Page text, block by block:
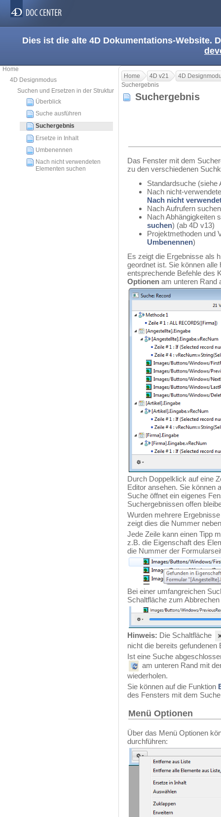
Dies ist die alte 4D Dokumentations-Website.
Home
4D Designmodus
Suchen und Ersetzen in der Struktur
Überblick
Suche ausführen
Suchergebnis
Ersetze in Inhalt
Umbenennen
Nach nicht verwendeten
Elementen suchen
Home 4D v21
4D
Suchergebnis
Suchergebnis
Das Fenster mit dem
zu den verschiedenen
Standardsuche (siehe
Nach nicht-
Nach nicht
Nach Aufrufern
Nach Abhängigkeiten
suchen) (ab 4D v13)
Projektmethoden und
Umbenennen)
Es zeigt die Ergebnisse als
geordnet ist. Sie können
entsprechende Befehle des
Optionen am unteren Rand
Durch Doppelklick auf eine
Editor ansehen. Sie können
Suche öffnet ein eigenes
Suchergebnissen offen
Wurden mehrere
zeigt dies die Nummer
Jede Zeile kann einen Tipp
z.B. die Eigenschaft des
die Nummer der
Bei einer umfangreichen
Schaltfläche zum
Hinweis: Die Schaltfläche
nicht die bereits gefundenen
Ist eine Suche
am unteren Rand mit
wiederholen.
Sie können auf die Funktion
des Fensters mit dem
Menü Optionen
Über das Menü Optionen
durchführen: